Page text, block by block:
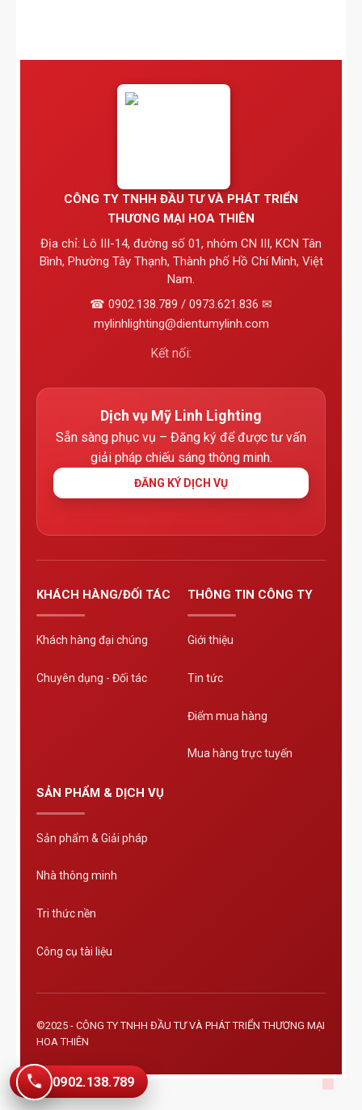
CÔNG TY TNHH ĐẦU TƯ VÀ PHÁT TRIỂN
THƯƠNG MẠI HOA THIÊN
Địa chỉ: Lô III-14, đường số 01, nhóm CN III, KCN Tân
Bình, Phường Tây Thạnh, Thành phố Hồ Chí Minh, Việt
Nam.
☎ 0902.138.789 / 0973.621.836 ✉
mylinhlighting@dientumylinh.com
Kết nối:
Dịch vụ Mỹ Linh Lighting
Sẵn sàng phục vụ – Đăng ký để được tư vấn
giải pháp chiếu sáng thông minh.
ĐĂNG KÝ DỊCH VỤ
KHÁCH HÀNG/ĐỐI TÁC
Khách hàng đại chúng
Chuyên dụng - Đối tác
THÔNG TIN CÔNG TY
Giới thiệu
Tin tức
Điểm mua hàng
Mua hàng trực tuyến
SẢN PHẨM & DỊCH VỤ
Sản phẩm & Giải pháp
Nhà thông minh
Tri thức nền
Công cụ tài liệu
©2025 - CÔNG TY TNHH ĐẦU TƯ VÀ PHÁT TRIỂN THƯƠNG MẠI
HOA THIÊN
0902.138.789